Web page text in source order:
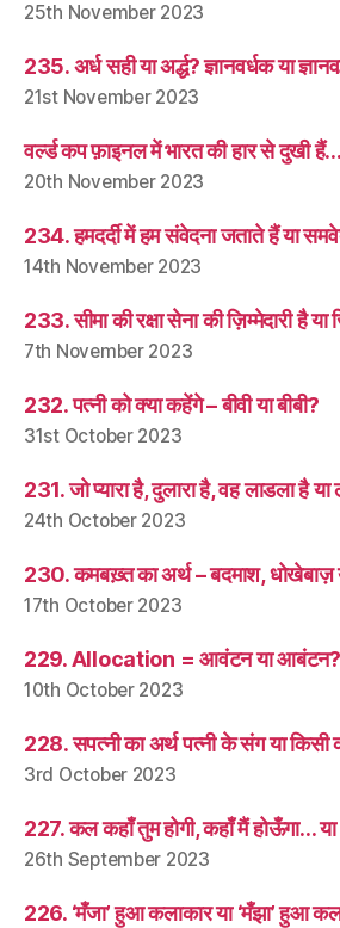
25th November 2023
235. अर्ध सही या अर्द्ध? ज्ञानवर्धक या
21st November 2023
वर्ल्ड कप फ़ाइनल में भारत की हार से दुखी
20th November 2023
234. हमदर्दी में हम संवेदना जताते हैं या
14th November 2023
233. सीमा की रक्षा सेना की ज़िम्मेदारी है या
7th November 2023
232. पत्नी को क्या कहेंगे – बीवी या बीबी?
31st October 2023
231. जो प्यारा है, दुलारा है, वह लाडला है
24th October 2023
230. कमबख़्त का अर्थ – बदमाश, धोखेबाज़
17th October 2023
229. Allocation = आवंटन या आबंटन?
10th October 2023
228. सपत्नी का अर्थ पत्नी के संग या किसी
3rd October 2023
227. कल कहाँ तुम होगी, कहाँ मैं होऊँगा… या
26th September 2023
226. ‘मँजा’ हुआ कलाकार या ‘मँझा’ हुआ